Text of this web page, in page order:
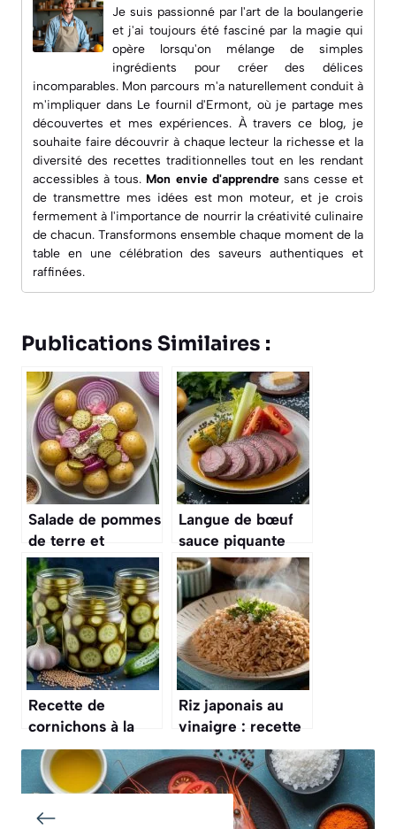
Je suis passionné par l'art de la boulangerie
et j'ai toujours été fasciné par la magie qui
opère lorsqu'on mélange de simples
ingrédients pour créer des délices
incomparables. Mon parcours m'a naturellement conduit à
m'impliquer dans Le fournil d'Ermont, où je partage mes
découvertes et mes expériences. À travers ce blog, je
souhaite faire découvrir à chaque lecteur la richesse et la
diversité des recettes traditionnelles tout en les rendant
accessibles à tous. Mon envie d'apprendresans cesse et
de transmettre mes idées est mon moteur, et je crois
fermement à l'importance de nourrir la créativité culinaire
de chacun. Transformons ensemble chaque moment de la
table en une célébration des saveurs authentiques et
raffinées.
Publications Similaires :
Salade de pommes
de terre et
cornichons :
recette facile et
savoureuse
Langue de bœuf
sauce piquante
aux cornichons :
recette
savoureuse
Recette de
cornichons à la
russe en bocaux
Riz japonais au
vinaigre : recette
authentique et
facile